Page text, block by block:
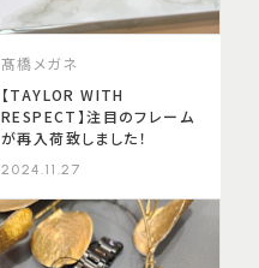
髙橋メガネ
【TAYLOR WITH
RESPECT】注目のフレーム
が再入荷致しました！
2024.11.27